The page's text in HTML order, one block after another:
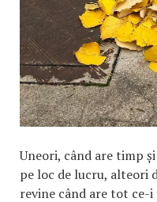
Uneori, când are timp
pe loc de lucru, alteori
revine când are tot ce-